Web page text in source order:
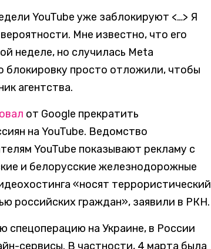
YouTube уже заблокируют <…> Я
Мне известно, что его
неделе, но случилась Meta
блокировку просто отложили, чтобы
агентства.
от Google прекратить
на YouTube. Ведомство
YouTube показывают рекламу с
и белорусские железнодорожные
«носят террористический
российских граждан», заявили в РКН.
спецоперацию на Украине, в России
сервисы. В частности, 4 марта была